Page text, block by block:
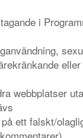
i
webbplatser
ett falskt/